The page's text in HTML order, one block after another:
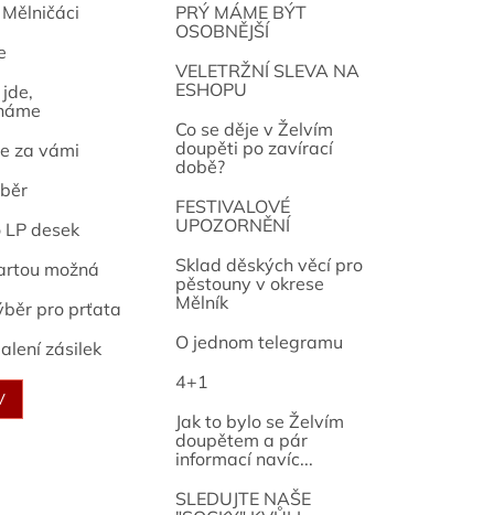
za vámi
desek
možná
pro prťata
zásilek
PRÝ MÁME BÝT
OSOBNĚJŠÍ
VELETRŽNÍ SLEVA NA
ESHOPU
Co se děje v Želvím
doupěti po zavírací
době?
FESTIVALOVÉ
UPOZORNĚNÍ
Sklad děských věcí pro
pěstouny v okrese
Mělník
O jednom telegramu
4+1
Jak to bylo se Želvím
doupětem a pár
informací navíc...
SLEDUJTE NAŠE